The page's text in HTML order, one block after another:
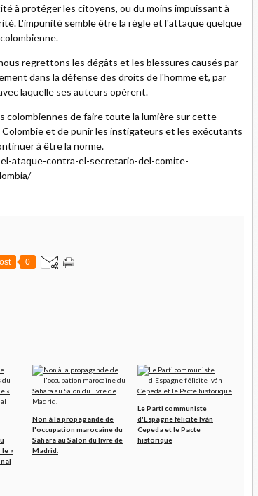
à protéger les citoyens, ou du moins impuissant à
L'impunité semble être la règle et l'attaque quelque
regrettons les dégâts et les blessures causés par
dans la défense des droits de l'homme et, par
laquelle ses auteurs opèrent.
colombiennes de faire toute la lumière sur cette
et de punir les instigateurs et les exécutants
à être la norme.
ataque-contra-el-secretario-del-comite-
0
le «
Non à la propagande de
l'occupation marocaine du
Sahara au Salon du livre de
Madrid.
Le Parti communiste
d'Espagne félicite Iván
Cepeda et le Pacte
historique